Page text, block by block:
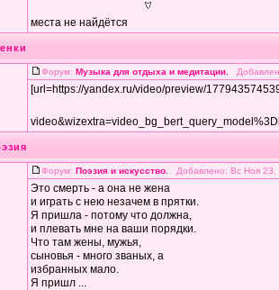
места не найдётся
Форум: Музыка для отдыха и медитации.
[url=https://yandex.ru/video/preview/
Форум: Поэзия и искусство. Добавлено: Вс Ноя
Это смерть - а она не жена
и играть с нею незачем в прятки.
Я пришла - потому что должна,
и плевать мне на ваши порядки.
Что там жены, мужья,
сыновья - много званых, а
избранных мало.
Я пришл ...